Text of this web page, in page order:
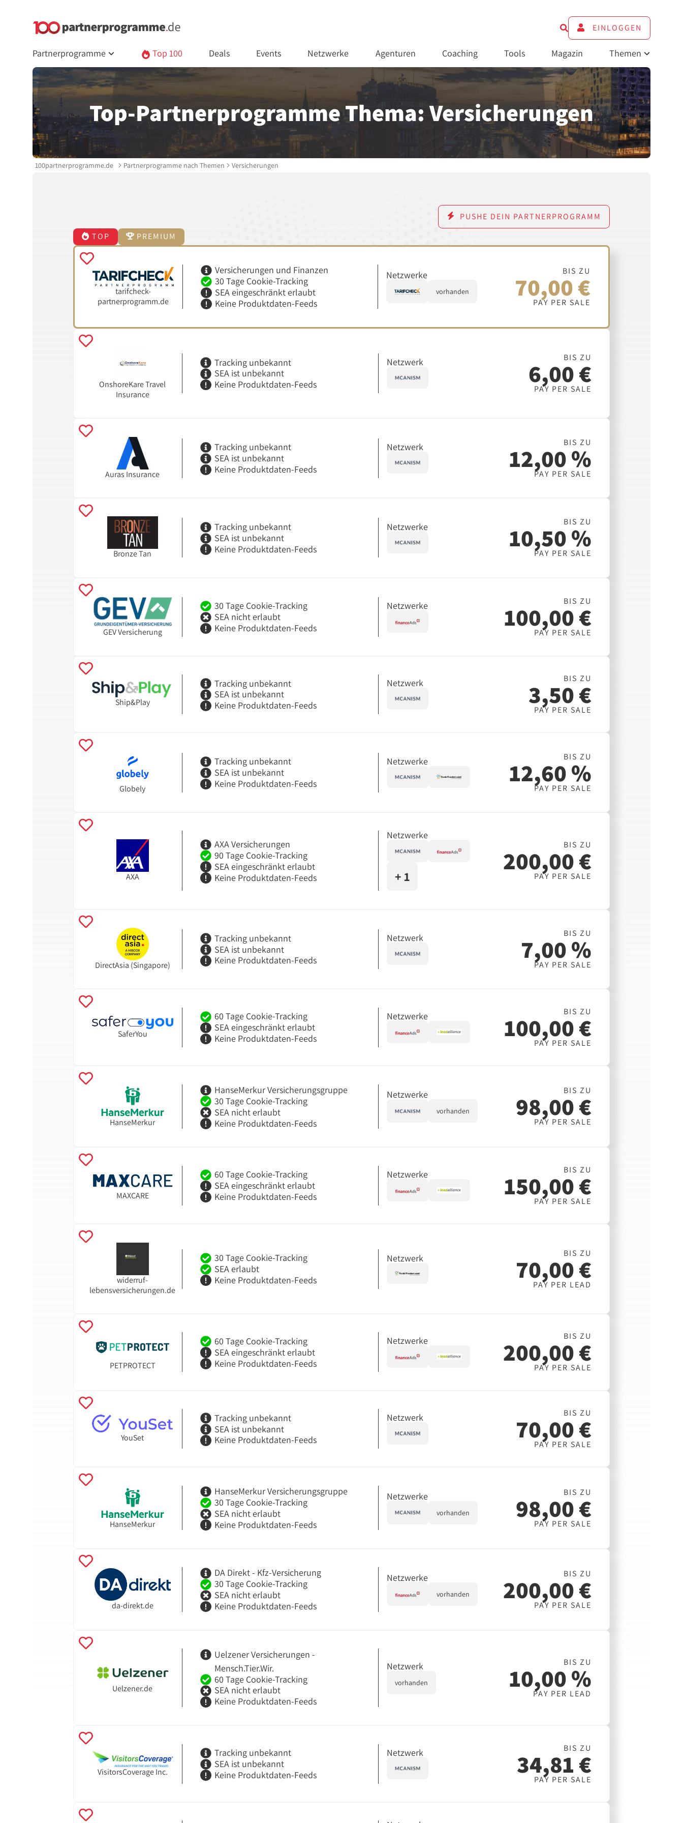
EINLOGGEN
Partnerprogramme Top 100 Deals Events Netzwerke Agenturen Coaching Tools Magazin Themen
Top-Partnerprogramme Thema: Versicherungen
100partnerprogramme.de Partnerprogramme nach Themen Versicherungen
PUSHE DEIN PARTNERPROGRAMM
TOP
PREMIUM
tarifcheck-
partnerprogramm.de
Versicherungen und Finanzen
30 Tage Cookie-Tracking
SEA eingeschränkt erlaubt
Keine Produktdaten-Feeds
Netzwerke
vorhanden
BIS ZU
70,00 €
PAY PER SALE
OnshoreKare Travel
Insurance
Tracking unbekannt
SEA ist unbekannt
Keine Produktdaten-Feeds
Netzwerk BIS ZU
6,00 €
PAY PER SALE
Auras Insurance
Tracking unbekannt
SEA ist unbekannt
Keine Produktdaten-Feeds
Netzwerk BIS ZU
12,00 %
PAY PER SALE
Bronze Tan
Tracking unbekannt
SEA ist unbekannt
Keine Produktdaten-Feeds
Netzwerke BIS ZU
10,50 %
PAY PER SALE
GEV Versicherung
30 Tage Cookie-Tracking
SEA nicht erlaubt
Keine Produktdaten-Feeds
Netzwerke BIS ZU
100,00 €
PAY PER SALE
Ship&Play
Tracking unbekannt
SEA ist unbekannt
Keine Produktdaten-Feeds
Netzwerk BIS ZU
3,50 €
PAY PER SALE
Globely
Tracking unbekannt
SEA ist unbekannt
Keine Produktdaten-Feeds
Netzwerke BIS ZU
12,60 %
PAY PER SALE
AXA
AXA Versicherungen
90 Tage Cookie-Tracking
SEA eingeschränkt erlaubt
Keine Produktdaten-Feeds
Netzwerke
+ 1
BIS ZU
200,00 €
PAY PER SALE
DirectAsia (Singapore)
Tracking unbekannt
SEA ist unbekannt
Keine Produktdaten-Feeds
Netzwerk BIS ZU
7,00 %
PAY PER SALE
SaferYou
60 Tage Cookie-Tracking
SEA eingeschränkt erlaubt
Keine Produktdaten-Feeds
Netzwerke BIS ZU
100,00 €
PAY PER SALE
HanseMerkur
HanseMerkur Versicherungsgruppe
30 Tage Cookie-Tracking
SEA nicht erlaubt
Keine Produktdaten-Feeds
Netzwerke
vorhanden
BIS ZU
98,00 €
PAY PER SALE
MAXCARE
60 Tage Cookie-Tracking
SEA eingeschränkt erlaubt
Keine Produktdaten-Feeds
Netzwerke BIS ZU
150,00 €
PAY PER SALE
widerruf-
lebensversicherungen.de
30 Tage Cookie-Tracking
SEA erlaubt
Keine Produktdaten-Feeds
Netzwerk BIS ZU
70,00 €
PAY PER LEAD
PETPROTECT
60 Tage Cookie-Tracking
SEA eingeschränkt erlaubt
Keine Produktdaten-Feeds
Netzwerke BIS ZU
200,00 €
PAY PER SALE
YouSet
Tracking unbekannt
SEA ist unbekannt
Keine Produktdaten-Feeds
Netzwerk BIS ZU
70,00 €
PAY PER SALE
HanseMerkur
HanseMerkur Versicherungsgruppe
30 Tage Cookie-Tracking
SEA nicht erlaubt
Keine Produktdaten-Feeds
Netzwerke
vorhanden
BIS ZU
98,00 €
PAY PER SALE
da-direkt.de
DA Direkt - Kfz-Versicherung
30 Tage Cookie-Tracking
SEA nicht erlaubt
Keine Produktdaten-Feeds
Netzwerke
vorhanden
BIS ZU
200,00 €
PAY PER SALE
Uelzener.de
Uelzener Versicherungen -
Mensch.Tier.Wir.
60 Tage Cookie-Tracking
SEA nicht erlaubt
Keine Produktdaten-Feeds
Netzwerk
vorhanden
BIS ZU
10,00 %
PAY PER LEAD
VisitorsCoverage Inc.
Tracking unbekannt
SEA ist unbekannt
Keine Produktdaten-Feeds
Netzwerk BIS ZU
34,81 €
PAY PER SALE